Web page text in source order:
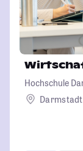
Hochschule
Darmstadt